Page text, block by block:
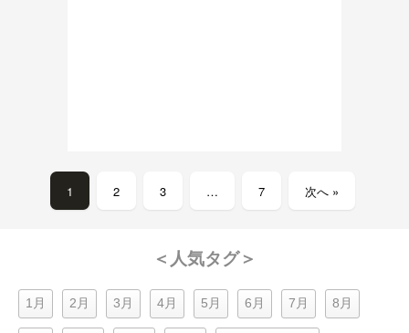
1 2 3 … 7 次へ »
＜人気タグ＞
1月 2月 3月 4月 5月 6月 7月 8月